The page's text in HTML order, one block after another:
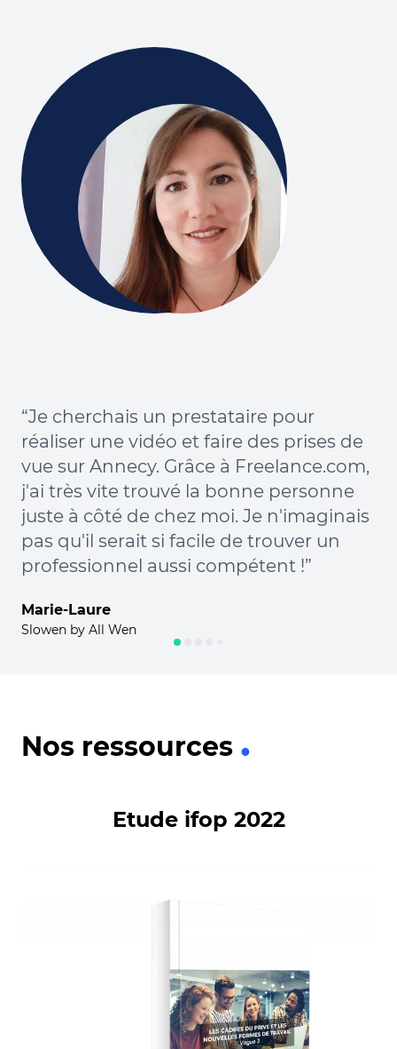
“Je cherchais un prestataire pour
réaliser une vidéo et faire des prises de
vue sur Annecy. Grâce à Freelance.com,
j'ai très vite trouvé la bonne personne
juste à côté de chez moi. Je n'imaginais
pas qu'il serait si facile de trouver un
professionnel aussi compétent !”
Marie-Laure
Slowen by All Wen
Nos ressources
Etude ifop 2022